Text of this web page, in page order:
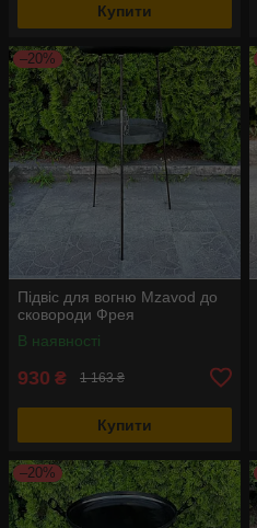
Купити
–20%
Підвіс для вогню Mzavod до
сковороди Фрея
В наявності
930 ₴ 1 163 ₴
Купити
–20%